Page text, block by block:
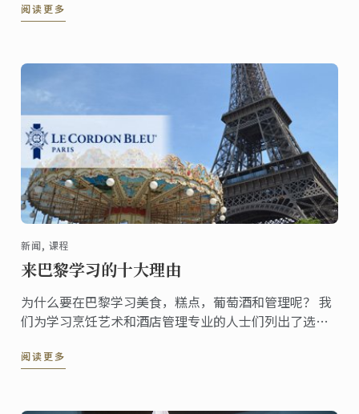
阅读更多
新闻, 课程
来巴黎学习的十大理由
为什么要在巴黎学习美食，糕点，葡萄酒和管理呢？ 我
们为学习烹饪艺术和酒店管理专业的人士们列出了选择
阅读更多